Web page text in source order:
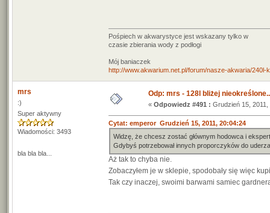
Pośpiech w akwarystyce jest wskazany tylko w
czasie zbierania wody z podłogi
Mój baniaczek
http://www.akwarium.net.pl/forum/nasze-akwaria/240l-
mrs
:)
Super aktywny
Wiadomości: 3493
bla bla bla...
Odp: mrs - 128l bliżej
« Odpowiedz #491 : Grudzień 15, 2011,
Cytat: emperor Grudzień 15, 2011, 20:04:24
Widzę, że chcesz zostać głównym hodowca i
Gdybyś potrzebował innych proporczyków do
Aż tak to chyba nie.
Zobaczyłem je w sklepie, spodobały się więc
Tak czy inaczej, swoimi barwami samiec